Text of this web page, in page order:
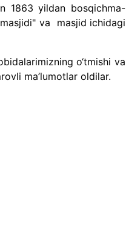
1863 yildan bosqichma-
va masjid ichidagi
o‘tmishi va
ma’lumotlar oldilar.